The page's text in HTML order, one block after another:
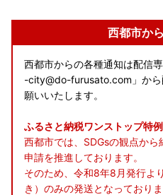
西都市か
西都市からの各種通知は配信
-city@do-furusato.com」から
願いいたします。
ふるさと納税ワンストップ特
西都市では、SDGsの観点か
申請を推進しております。
そのため、令和8年8月発行よ
き）のみの発送となっておりま